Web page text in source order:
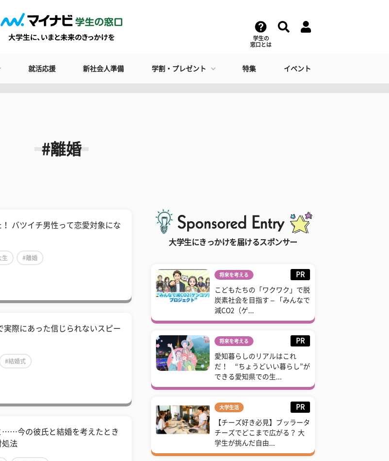
学生の
窓口とは
就活応援 新社会人準備 学割・プレゼント 特集 イベント
#離婚
バツイチ男性って恋愛対象にな
生 #離婚
実際にあった信じられないスピー
#結婚式
……今の彼氏と結婚を考えたとき
処法
大学生にきっかけを届けるスポンサー
将来を考える PR
こどもたちの「ワクワク」で脱
炭素社会を目指す – 「みんなで
減CO2（ゲ...
将来を考える PR
愛知暮らしのリアルはこれ
だ！ “ちょうどいい暮らし”が
できる愛知県での生...
大学生活 PR
【チーズ好き必見】ブッラータ
チーズでどこまで広がる？ 大
学生が挑んだ自由...